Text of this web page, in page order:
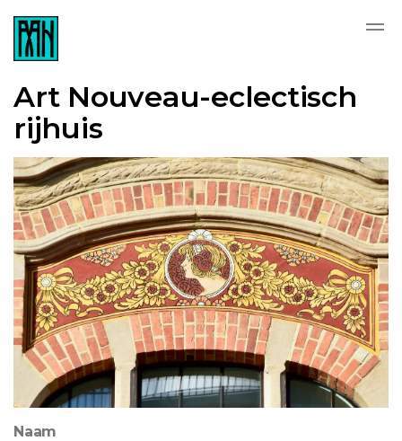
Art Nouveau-eclectisch
rijhuis
Naam